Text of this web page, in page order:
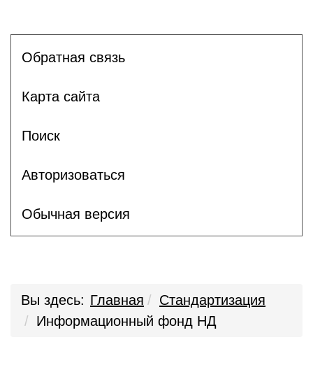
Обратная связь
Карта сайта
Поиск
Авторизоваться
Обычная версия
Вы здесь: Главная
Стандартизация
Информационный фонд НД